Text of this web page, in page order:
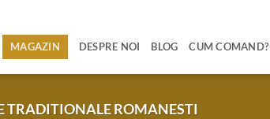
MAGAZIN DESPRE NOI BLOG CUM COMAND?
TRADITIONALE ROMANESTI